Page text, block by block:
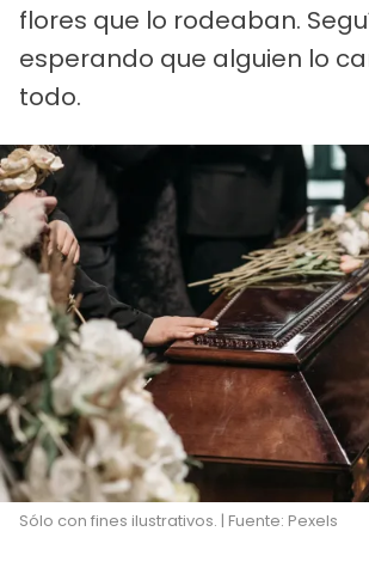
flores que lo rodeaban.
esperando que alguien lo
todo.
Sólo con fines ilustrativos. | Fuente: Pexels